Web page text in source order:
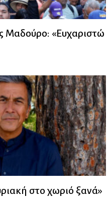
Μαδούρο: «Ευχαριστώ
στο χωριό ξανά»